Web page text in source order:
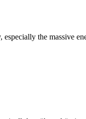
the massive